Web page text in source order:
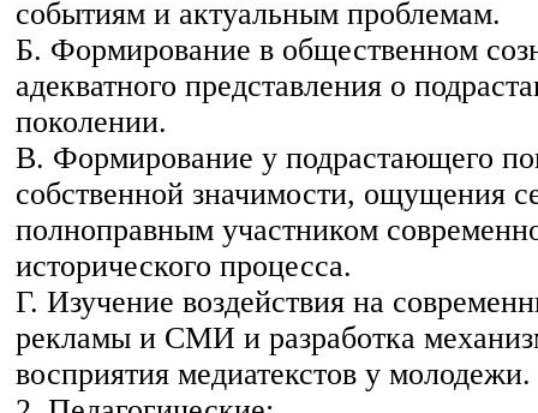
событиям и актуальным проблемам.
Б. Формирование в общественном
адекватного представления о
поколении.
В. Формирование у подрастающего
собственной значимости, ощущения
полноправным участником
исторического процесса.
Г. Изучение воздействия на
рекламы и СМИ и разработка
восприятия медиатекстов у молодежи.